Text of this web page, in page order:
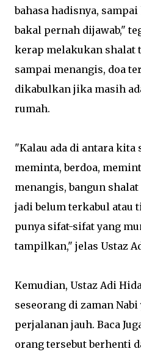
bahasa hadisnya,
bakal pernah dijawab,"
kerap melakukan shalat
sampai menangis, doa
dikabulkan jika masih
rumah.
"Kalau ada di antara kita
meminta, berdoa,
menangis, bangun
jadi belum terkabul atau
punya sifat-sifat yang
tampilkan," jelas Ustaz
Kemudian, Ustaz Adi
seseorang di zaman
perjalanan jauh. Baca
orang tersebut berhenti